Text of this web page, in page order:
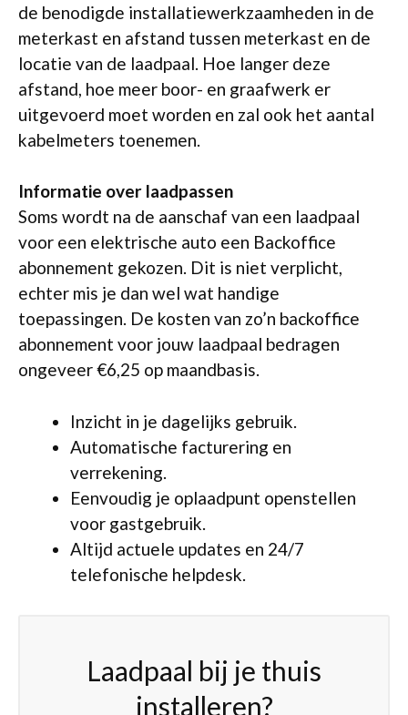
de benodigde installatiewerkzaamheden in de
meterkast en afstand tussen meterkast en de
locatie van de laadpaal. Hoe langer deze
afstand, hoe meer boor- en graafwerk er
uitgevoerd moet worden en zal ook het aantal
kabelmeters toenemen.
Informatie over laadpassen
Soms wordt na de aanschaf van een laadpaal
voor een elektrische auto een Backoffice
abonnement gekozen. Dit is niet verplicht,
echter mis je dan wel wat handige
toepassingen. De kosten van zo’n backoffice
abonnement voor jouw laadpaal bedragen
ongeveer €6,25 op maandbasis.
Inzicht in je dagelijks gebruik.
Automatische facturering en
verrekening.
Eenvoudig je oplaadpunt openstellen
voor gastgebruik.
Altijd actuele updates en 24/7
telefonische helpdesk.
Laadpaal bij je thuis
installeren?